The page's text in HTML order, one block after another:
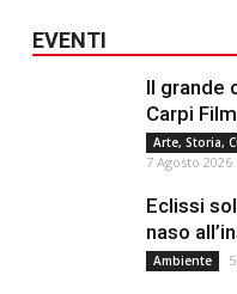
EVENTI
Il grande
Carpi
Arte, Storia,
7 Agosto 2026
Eclissi
naso
Ambiente